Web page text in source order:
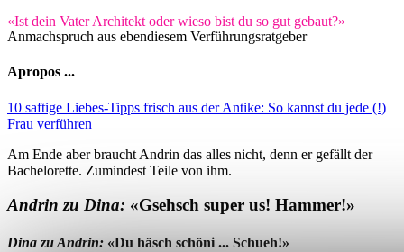
«Ist dein Vater Architekt oder wieso bist du so gut gebaut?»
Anmachspruch aus ebendiesem Verführungsratgeber
Apropos ...
10 saftige Liebes-Tipps frisch aus der Antike: So kannst du jede (!)
Frau verführen
Am Ende aber braucht Andrin das alles nicht, denn er gefällt der
Bachelorette. Zumindest Teile von ihm.
Andrin zu Dina: «Gsehsch super us! Hammer!»
Dina zu Andrin: «Du häsch schöni ... Schueh!»